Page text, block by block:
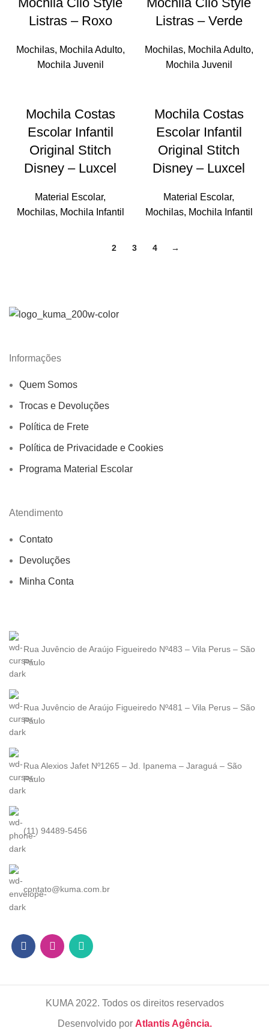
Listras – Roxo
Mochilas, Mochila Adulto,
Mochila Juvenil
Listras – Verde
Mochilas, Mochila Adulto,
Mochila Juvenil
Mochila Costas
Escolar Infantil
Original Stitch
Disney – Luxcel
Material Escolar,
Mochilas, Mochila Infantil
Mochila Costas
Escolar Infantil
Original Stitch
Disney – Luxcel
Material Escolar,
Mochilas, Mochila Infantil
2 3 4 →
Informações
Quem Somos
Trocas e Devoluções
Política de Frete
Política de Privacidade e Cookies
Programa Material Escolar
Atendimento
Contato
Devoluções
Minha Conta
Rua Juvêncio de Araújo Figueiredo Nº483 – Vila Perus – São
Paulo
Rua Juvêncio de Araújo Figueiredo Nº481 – Vila Perus – São
Paulo
Rua Alexios Jafet Nº1265 – Jd. Ipanema – Jaraguá – São
Paulo
(11) 94489-5456
contato@kuma.com.br
KUMA 2022. Todos os direitos reservados
Desenvolvido por Atlantis Agência.